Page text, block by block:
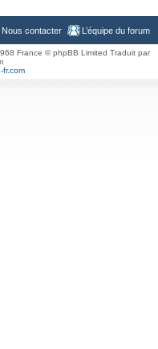
L’équipe du forum
Nous contacter
France © phpBB Limited Traduit par
fr.com